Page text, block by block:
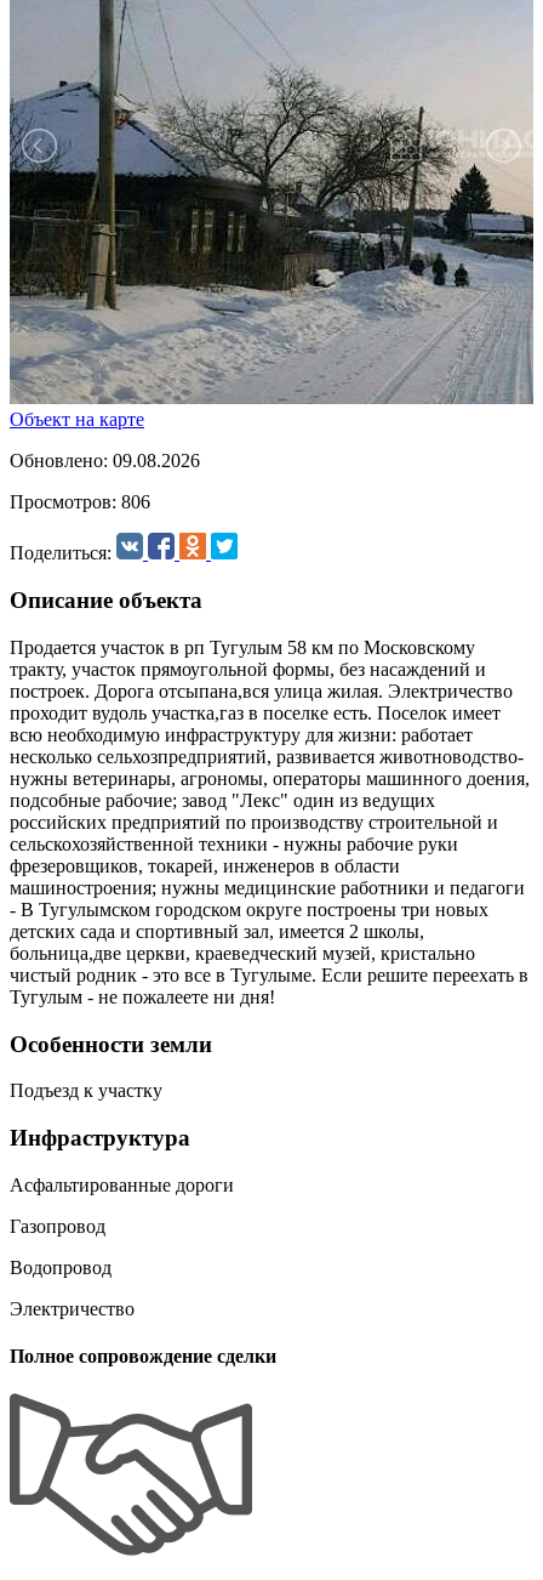
Объект на карте
Обновлено: 09.08.2026
Просмотров: 806
Поделиться:
Описание объекта
Продается участок в рп Тугулым 58 км по Московскому
тракту, участок прямоугольной формы, без насаждений и
построек. Дорога отсыпана,вся улица жилая. Электричество
проходит вудоль участка,газ в поселке есть. Поселок имеет
всю необходимую инфраструктуру для жизни: работает
несколько сельхозпредприятий, развивается животноводство-
нужны ветеринары, агрономы, операторы машинного доения,
подсобные рабочие; завод "Лекс" один из ведущих
российских предприятий по производству строительной и
сельскохозяйственной техники - нужны рабочие руки
фрезеровщиков, токарей, инженеров в области
машиностроения; нужны медицинские работники и педагоги
- В Тугулымском городском округе построены три новых
детских сада и спортивный зал, имеется 2 школы,
больница,две церкви, краеведческий музей, кристально
чистый родник - это все в Тугулыме. Если решите переехать в
Тугулым - не пожалеете ни дня!
Особенности земли
Подъезд к участку
Инфраструктура
Асфальтированные дороги
Газопровод
Водопровод
Электричество
Полное сопровождение сделки